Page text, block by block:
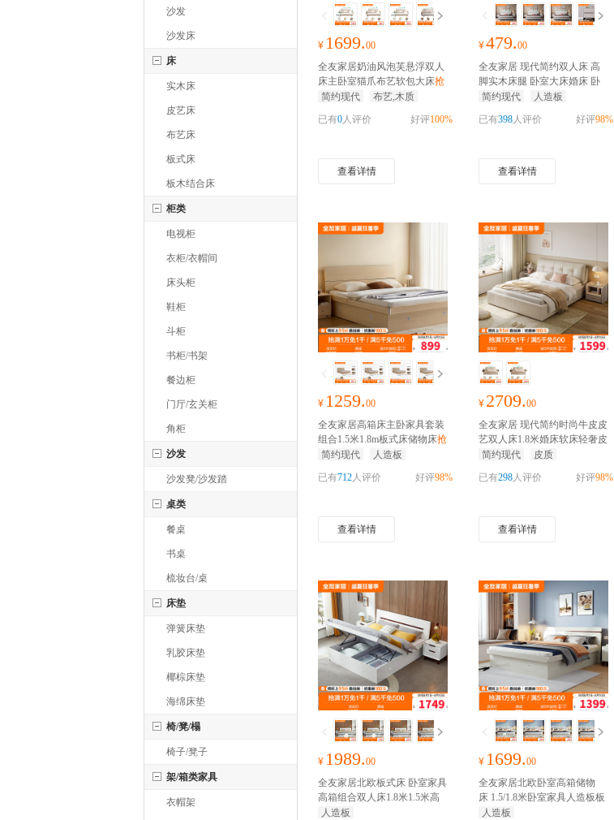
沙发
沙发床
床
实木床
皮艺床
布艺床
板式床
板木结合床
柜类
电视柜
衣柜/衣帽间
床头柜
鞋柜
斗柜
书柜/书架
餐边柜
门厅/玄关柜
角柜
沙发
沙发凳/沙发踏
桌类
餐桌
书桌
梳妆台/桌
床垫
弹簧床垫
乳胶床垫
椰棕床垫
海绵床垫
椅/凳/榻
椅子/凳子
架/箱类家具
衣帽架
¥ 1699.00
全友家居奶油风泡芙悬浮双人
床主卧室猫爪布艺软包大床抢
千元家装红包
简约现代
布艺,木质
已有0人评价 好评100%
查看详情
¥479.00
全友家居 现代简约双人床 高
脚实木床腿 卧室大床婚床 卧
室家具抢千元家装红包
简约现代
人造板
已有398人评价 好评98%
查看详情
¥ 1259.00
全友家居高箱床主卧家具套装
组合1.5米1.8m板式床储物床抢
千元家装红包
简约现代
人造板
已有712人评价 好评98%
查看详情
¥ 2709.00
全友家居 现代简约时尚牛皮皮
艺双人床1.8米婚床软床轻奢皮
艺软靠床抢千元家装红包
简约现代
皮质
已有298人评价 好评98%
查看详情
¥ 1989.00
全友家居北欧板式床 卧室家具
高箱组合双人床1.8米1.5米高
箱床卧室床白色
人造板
¥ 1699.00
全友家居北欧卧室高箱储物
床 1.5/1.8米卧室家具人造板板
式床 卧室大床婚床
人造板